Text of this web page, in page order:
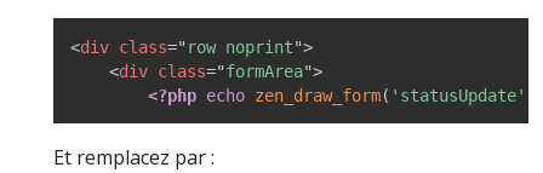
<div class=" row noprint">
<div class="formArea">
<?php echo zen_draw_form( 'statusUpdate'
Et remplacez par :